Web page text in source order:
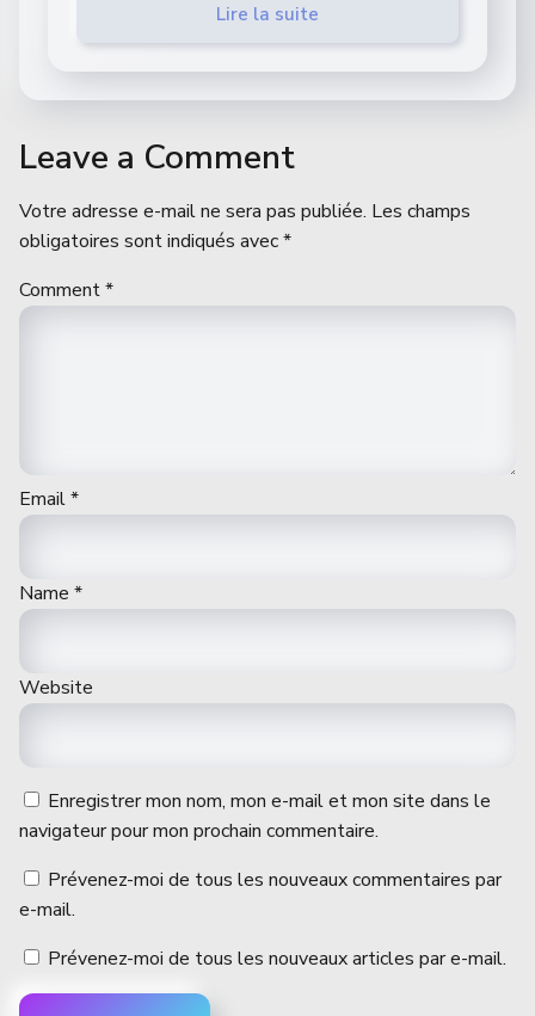
Lire la suite
Leave a Comment
Votre adresse e-mail ne sera pas publiée. Les champs
obligatoires sont indiqués avec*
Comment*
Email*
Name *
Website
Enregistrer mon nom, mon e-mail et mon site dans le
navigateur pour mon prochain commentaire.
Prévenez-moi de tous les nouveaux commentaires par
e-mail.
Prévenez-moi de tous les nouveaux articles par e-mail.